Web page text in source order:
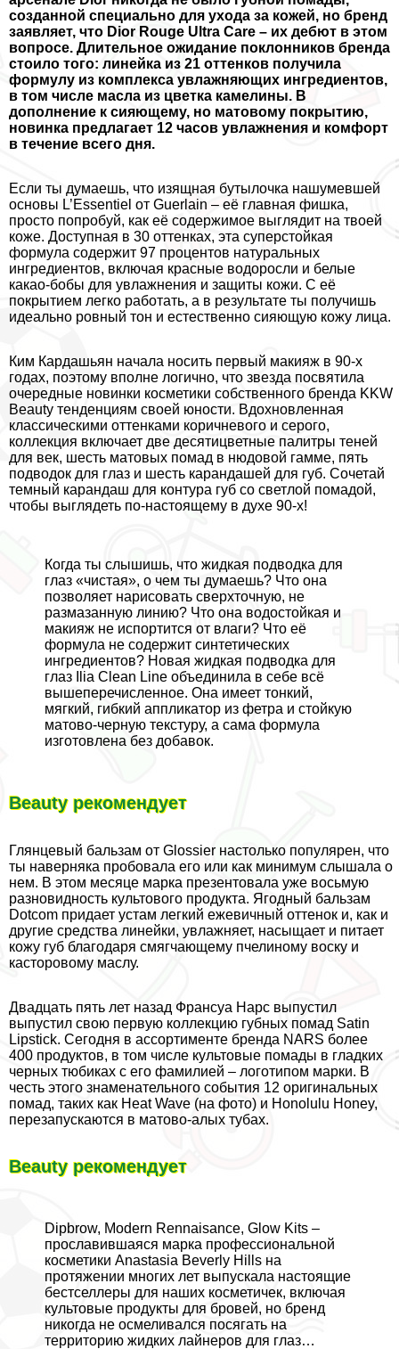
созданной специально для ухода за кожей, но бренд
заявляет, что Dior Rouge Ultra Care – их дебют в этом
вопросе. Длительное ожидание поклонников бренда
стоило того: линейка из 21 оттенков получила
формулу из комплекса увлажняющих ингредиентов,
в том числе масла из цветка камелины. В
дополнение к сияющему, но матовому покрытию,
новинка предлагает 12 часов увлажнения и комфорт
в течение всего дня.
Если ты думаешь, что изящная бутылочка нашумевшей
основы L’Essentiel от Guerlain – её главная фишка,
просто попробуй, как её содержимое выглядит на твоей
коже. Доступная в 30 оттенках, эта суперстойкая
формула содержит 97 процентов натуральных
ингредиентов, включая красные водоросли и белые
какао-бобы для увлажнения и защиты кожи. С её
покрытием легко работать, а в результате ты получишь
идеально ровный тон и естественно сияющую кожу лица.
Ким Кардашьян начала носить первый макияж в 90-х
годах, поэтому вполне логично, что звезда посвятила
очередные новинки косметики собственного бренда KKW
Beauty тенденциям своей юности. Вдохновленная
классическими оттенками коричневого и серого,
коллекция включает две десятицветные палитры теней
для век, шесть матовых помад в нюдовой гамме, пять
подводок для глаз и шесть карандашей для губ. Сочетай
темный карандаш для контура губ со светлой помадой,
чтобы выглядеть по-настоящему в духе 90-х!
Когда ты слышишь, что жидкая подводка для
глаз «чистая», о чем ты думаешь? Что она
позволяет нарисовать сверхточную, не
размазанную линию? Что она водостойкая и
макияж не испортится от влаги? Что её
формула не содержит синтетических
ингредиентов? Новая жидкая подводка для
глаз Ilia Clean Line объединила в себе всё
вышеперечисленное. Она имеет тонкий,
мягкий, гибкий аппликатор из фетра и стойкую
матово-черную текстуру, а сама формула
изготовлена без добавок.
Beauty рекомендует
Глянцевый бальзам от Glossier настолько популярен, что
ты наверняка пробовала его или как минимум слышала о
нем. В этом месяце марка презентовала уже восьмую
разновидность культового продукта. Ягодный бальзам
Dotcom придает устам легкий ежевичный оттенок и, как и
другие средства линейки, увлажняет, насыщает и питает
кожу губ благодаря смягчающему пчелиному воску и
касторовому маслу.
Двадцать пять лет назад Франсуа Нарс выпустил
выпустил свою первую коллекцию губных помад Satin
Lipstick. Сегодня в ассортименте бренда NARS более
400 продуктов, в том числе культовые помады в гладких
черных тюбиках с его фамилией – логотипом марки. В
честь этого знаменательного события 12 оригинальных
помад, таких как Heat Wave (на фото) и Honolulu Honey,
перезапускаются в матово-алых тубах.
Beauty рекомендует
Dipbrow, Modern Rennaisance, Glow Kits –
прославившаяся марка профессиональной
косметики Anastasia Beverly Hills на
протяжении многих лет выпускала настоящие
бестселлеры для наших косметичек, включая
культовые продукты для бровей, но бренд
никогда не осмеливался посягать на
территорию жидких лайнеров для глаз…